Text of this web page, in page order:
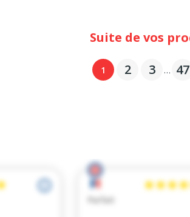
1 2 3 … 47